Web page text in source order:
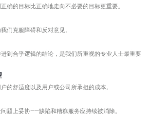
确的目标比正确地走向不必要的目标更重要。
们克服障碍和反对意见。
到合乎逻辑的结论，是我们所重视的专业人士最重要
的舒适度以及用户或公司所承担的成本。
题上妥协——缺陷和糟糕服务应持续被消除。